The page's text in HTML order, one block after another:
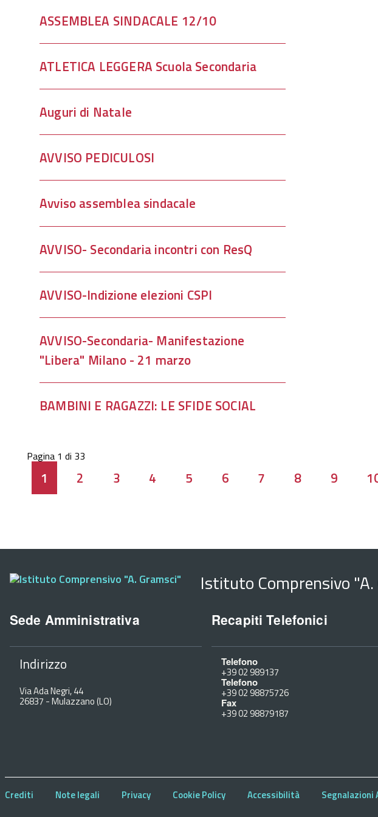
ASSEMBLEA SINDACALE 12/10
ATLETICA LEGGERA Scuola Secondaria
Auguri di Natale
AVVISO PEDICULOSI
Avviso assemblea sindacale
AVVISO- Secondaria incontri con ResQ
AVVISO-Indizione elezioni CSPI
AVVISO-Secondaria- Manifestazione
"Libera" Milano - 21 marzo
BAMBINI E RAGAZZI: LE SFIDE SOCIAL
Pagina 1 di 33
1 2 3 4 5 6 7 8 9
Istituto Comprensivo
Sede Amministrativa
Indirizzo
Via Ada Negri, 44
26837 -Mulazzano (LO)
Recapiti Telefonici
Telefono
+39 02 989137
Telefono
+39 02 98875726
Fax
+39 02 98879187
Crediti Note legali Privacy Cookie Policy Accessibilità